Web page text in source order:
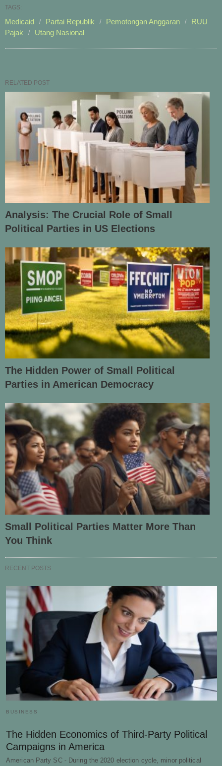
TAGS:
Medicaid Partai Republik Pemotongan Anggaran
RUU
Pajak
Utang Nasional
RELATED POST
Analysis: The Crucial Role of Small
Political Parties in US Elections
The Hidden Power of Small Political
Parties in American Democracy
Small Political Parties Matter More Than
You Think
RECENT POSTS
BUSINESS
The Hidden Economics of Third-Party Political
Campaigns in America
American Party SC - During the 2020 election cycle, minor political